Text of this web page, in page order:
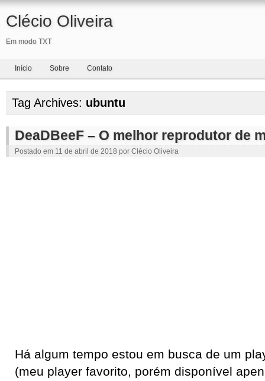
Clécio Oliveira
Em modo TXT
Início Sobre Contato
Tag Archives: ubuntu
DeaDBeeF – O melhor reprodutor de
Postado em 11 de abril de 2018 por Clécio Oliveira
Há algum tempo estou em busca de um
(meu player favorito, porém disponível